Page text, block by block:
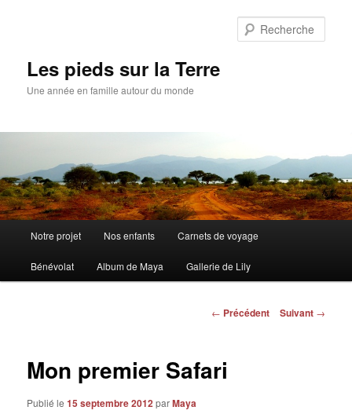
Les pieds sur la Terre
Une année en famille autour du monde
Notre projet Nos enfants Carnets de voyage
Bénévolat Album de Maya Gallerie de Lily
Navigation
← Précédent Suivant →
Mon premier Safari
Publié le15 septembre 2012parMaya